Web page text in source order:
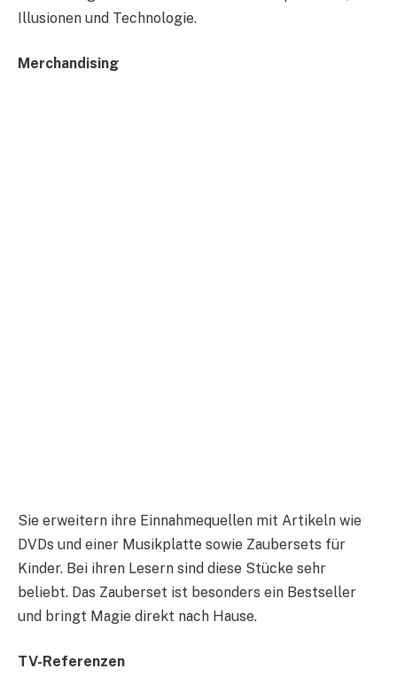
Illusionen und Technologie.
Merchandising
Sie erweitern ihre Einnahmequellen mit Artikeln wie
DVDs und einer Musikplatte sowie Zaubersets für
Kinder. Bei ihren Lesern sind diese Stücke sehr
beliebt. Das Zauberset ist besonders ein Bestseller
und bringt Magie direkt nach Hause.
TV-Referenzen